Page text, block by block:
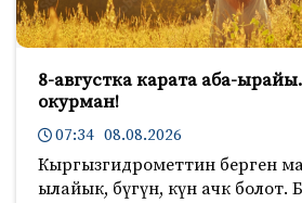
8-августка карата аба-
окурман!
07:34 08.08.2026
Кыргызгидрометтин берген
ылайык, бүгүн, күн ачк болот.